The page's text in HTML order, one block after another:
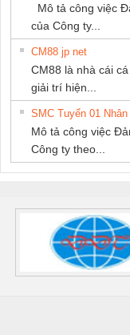
Mô tả công việc
của Công ty...
CM88 jp net
CM88 là nhà cái
giải trí hiện...
SMC Tuyển 01
Mô tả công việc
Công ty theo...